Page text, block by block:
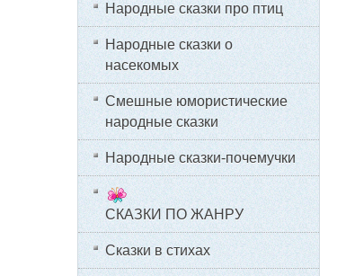
Народные сказки про птиц
Народные сказки о
насекомых
Смешные юмористические
народные сказки
Народные сказки-почемучки
СКАЗКИ ПО ЖАНРУ
Сказки в стихах